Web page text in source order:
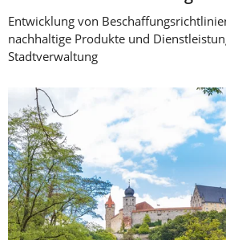
Entwicklung von
nachhaltige Produkte und
Stadtverwaltung